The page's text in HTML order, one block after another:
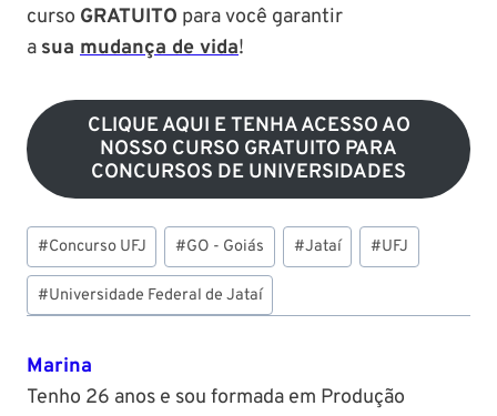
curso GRATUITO para você garantir
a sua mudança de vida!
CLIQUE AQUI E TENHA ACESSO AO
NOSSO CURSO GRATUITO PARA
CONCURSOS DE UNIVERSIDADES
Tags
do
Post:
#Concurso UFJ #GO - Goiás #Jataí #UFJ
#Universidade Federal de Jataí
Marina
Tenho 26 anos e sou formada em Produção